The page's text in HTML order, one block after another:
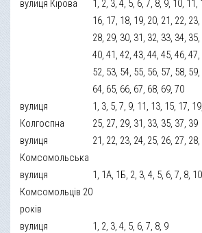
вулиця Кірова
1, 2, 3, 4, 5, 6, 7, 8, 9, 10, 11,
16, 17, 18, 19, 20, 21, 22,
28, 29, 30, 31, 32, 33, 34,
40, 41, 42, 43, 44, 45, 46,
52, 53, 54, 55, 56, 57, 58,
64, 65, 66, 67, 68, 69, 70
вулиця
Колгоспна
1, 3, 5, 7, 9, 11, 13, 15, 17,
25, 27, 29, 31, 33, 35, 37, 39
вулиця
Комсомольська
21, 22, 23, 24, 25, 26, 27,
вулиця
Комсомольців 20
років
1, 1А, 1Б, 2, 3, 4, 5, 6, 7, 8, 10
вулиця
1, 2, 3, 4, 5, 6, 7, 8, 9